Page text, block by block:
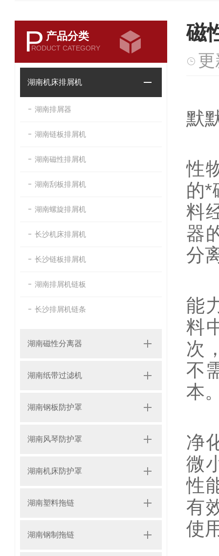
P 产品分类
RODUCT CATEGORY
湖南机床排屑机
湖南排屑器
湖南链板排屑机
湖南磁性排屑机
湖南刮板排屑机
湖南螺旋排屑机
长沙机床排屑机
长沙链板排屑机
湖南排屑机链板
长沙排屑机链条
湖南磁性分离器
湖南纸带过滤机
湖南钢板防护罩
湖南风琴防护罩
湖南机床防护罩
湖南塑料拖链
湖南钢制拖链
磁
默
性
的*
料
器
分
能
料
次
不
本
净
微
性
有
使